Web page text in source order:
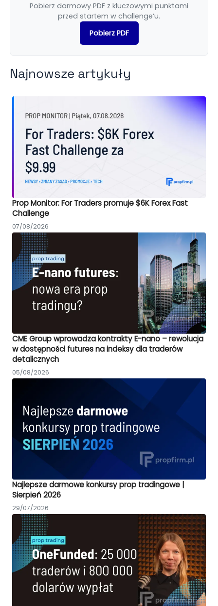
Pobierz darmowy PDF z kluczowymi punktami
przed startem w challenge’u.
Pobierz PDF
Najnowsze artykuły
Prop Monitor: For Traders promuje $6K Forex Fast
Challenge
07/08/2026
CME Group wprowadza kontrakty E-nano – rewolucja
w dostępności futures na indeksy dla traderów
detalicznych
05/08/2026
Najlepsze darmowe konkursy prop tradingowe |
Sierpień 2026
29/07/2026